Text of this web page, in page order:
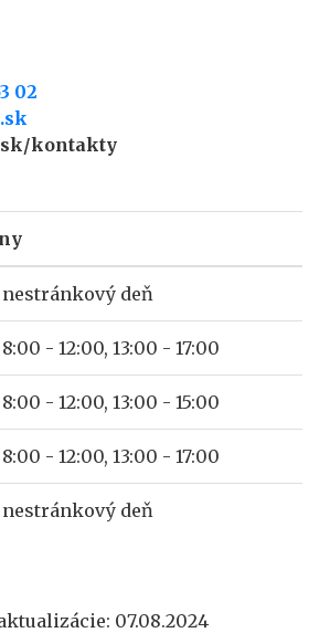
02
kontakty
nestránkový deň
8:00 - 12:00, 13:00 - 17:00
8:00 - 12:00, 13:00 - 15:00
8:00 - 12:00, 13:00 - 17:00
nestránkový deň
07.08.2024